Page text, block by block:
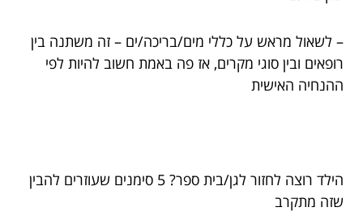
– לשאול מראש על כללי מים/בריכה/ים – זה משתנה בין
רופאים ובין סוגי מקרים, אז פה באמת חשוב להיות לפי
ההנחיה האישית
הילד רוצה לחזור לגן/בית ספר? 5 סימנים שעוזרים להבין
שזה מתקרב